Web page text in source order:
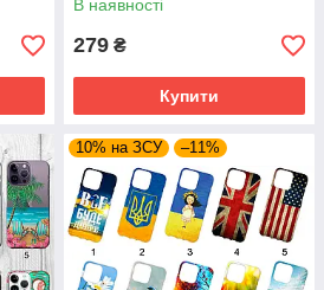
В наявності
279 ₴
Купити
10% на ЗСУ –11%